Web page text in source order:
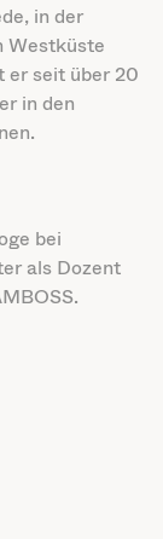
in der
Westküste
er seit über 20
in den
bei
als Dozent